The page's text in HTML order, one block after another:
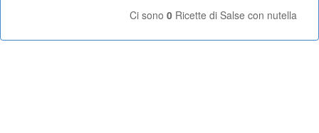
Ci sono 0 Ricette di Salse con nutella